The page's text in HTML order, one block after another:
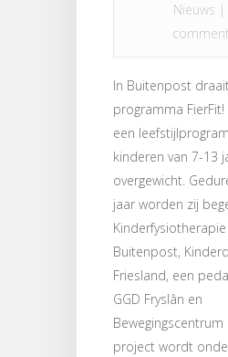
Nieuws |
In Buitenpost
programma FierFit!
een
kinderen van 7-13
overgewicht.
jaar worden zij
Kinderfysiotherapie
Buitenpost,
Friesland, een
GGD Fryslân en
project wordt